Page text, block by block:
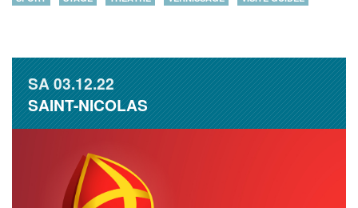
SA03.12.22
SAINT-NICOLAS